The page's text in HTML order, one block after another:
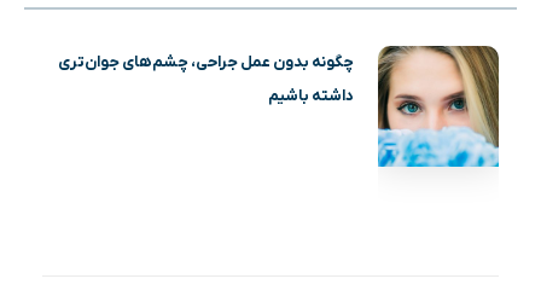
چگونه بدون عمل جراحی، چشم‌های جوان‌تری
داشته باشیم